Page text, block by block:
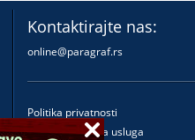
Kontaktirajte nas:
online@paragraf.rs
Politika privatnosti
Politika pružanja usluga